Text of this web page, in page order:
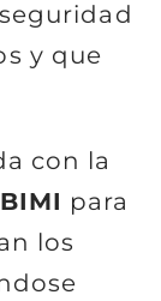
y que
con la
para
los